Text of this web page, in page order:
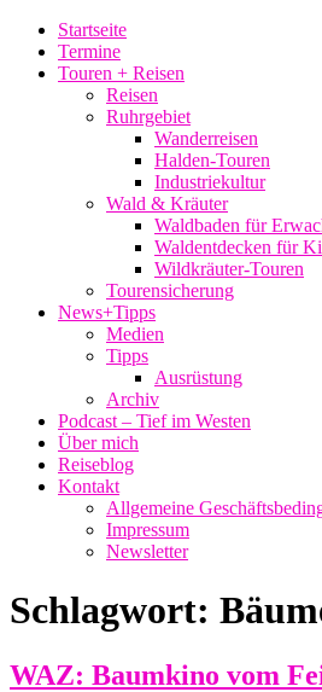
Startseite
Termine
Touren + Reisen
Reisen
Ruhrgebiet
Wanderreisen
Halden-Touren
Industriekultur
Wald & Kräuter
Waldbaden für
Waldentdecken für
Wildkräuter-Touren
Tourensicherung
News+Tipps
Medien
Tipps
Ausrüstung
Archiv
Podcast – Tief im Westen
Über mich
Reiseblog
Kontakt
Allgemeine
Impressum
Newsletter
Schlagwort:
WAZ: Baumkino vom